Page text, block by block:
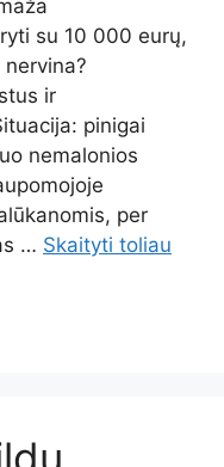
su 10 000 eurų,
ir
pinigai
nemalonios
per
… Skaityti toliau